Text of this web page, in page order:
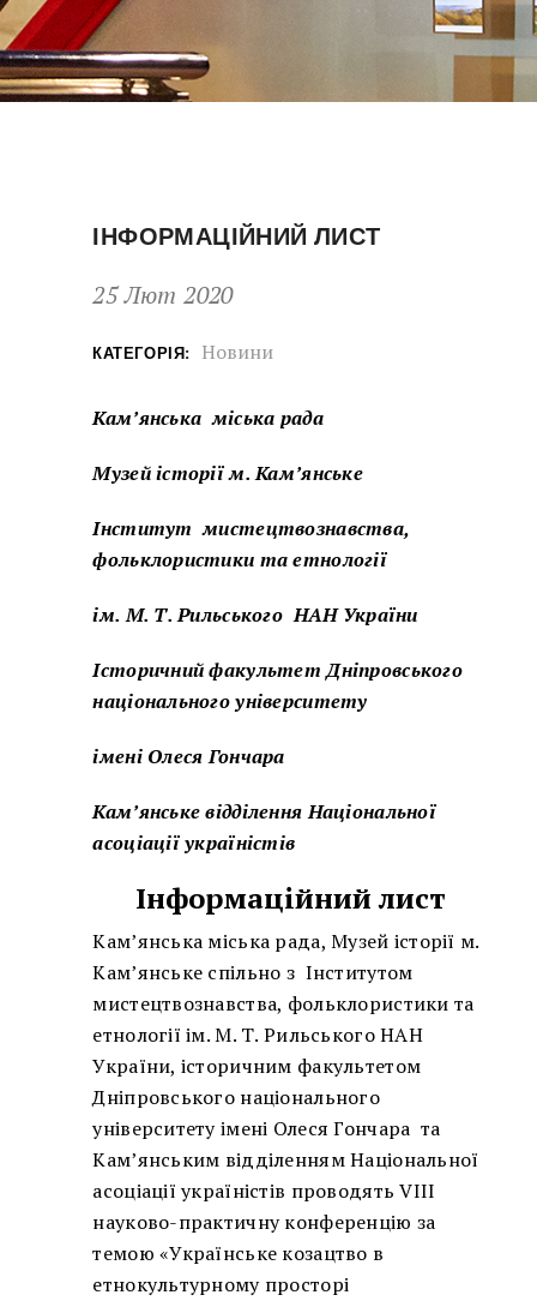
ІНФОРМАЦІЙНИЙ ЛИСТ
25 Лют 2020
КАТЕГОРІЯ: Новини
Кам’янська міська рада
Музей історії м. Кам’янське
Інститут мистецтвознавства,
фольклористики та етнології
ім. М. Т. Рильського НАН України
Історичний факультет Дніпровського
національного університету
імені Олеся Гончара
Кам’янське відділення Національної
асоціації україністів
Інформаційний лист
Кам’янська міська рада, Музей історії м.
Кам’янське спільно з Інститутом
мистецтвознавства, фольклористики та
етнології ім. М. Т. Рильського НАН
України, історичним факультетом
Дніпровського національного
університету імені Олеся Гончара та
Кам’янським відділенням Національної
асоціації україністів проводять VІІІ
науково-практичну конференцію за
темою «Українське козацтво в
етнокультурному просторі